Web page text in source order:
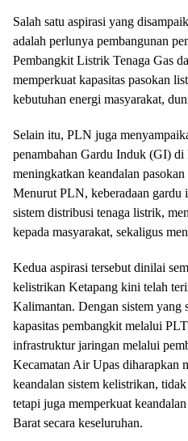
Salah satu aspirasi yang
adalah perlunya pembangunan
Pembangkit Listrik Tenaga Gas
memperkuat kapasitas pasokan
kebutuhan energi masyarakat,
Selain itu, PLN juga
penambahan Gardu Induk (GI)
meningkatkan keandalan
Menurut PLN, keberadaan gardu
sistem distribusi tenaga listrik,
kepada masyarakat, sekaligus
Kedua aspirasi tersebut dinilai
kelistrikan Ketapang kini telah
Kalimantan. Dengan sistem yang
kapasitas pembangkit melalui
infrastruktur jaringan melalui
Kecamatan Air Upas diharapkan
keandalan sistem kelistrikan,
tetapi juga memperkuat
Barat secara keseluruhan.